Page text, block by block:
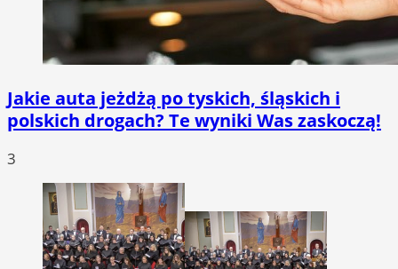
Jakie auta jeżdżą po tyskich, śląskich i
polskich drogach? Te wyniki Was zaskoczą!
3